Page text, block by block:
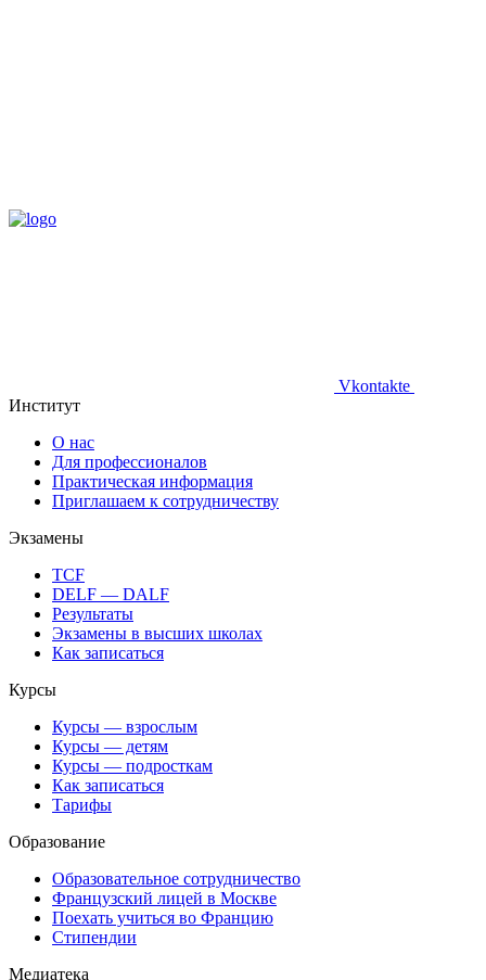
Vkontakte
Институт
О нас
Для профессионалов
Практическая информация
Приглашаем к сотрудничеству
Экзамены
TCF
DELF — DALF
Результаты
Экзамены в высших школах
Как записаться
Курсы
Курсы — взрослым
Курсы — детям
Курсы — подросткам
Как записаться
Тарифы
Образование
Образовательное сотрудничество
Французский лицей в Москве
Поехать учиться во Францию
Стипендии
Медиатека